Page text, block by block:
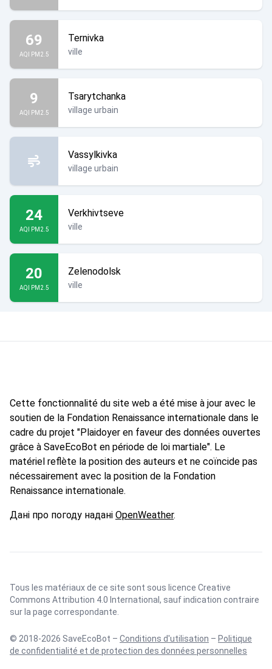
69
AQI PM2.5
Ternivka
ville
9
AQI PM2.5
Tsarytchanka
village urbain
Vassylkivka
village urbain
24
AQI PM2.5
Verkhivtseve
ville
20
AQI PM2.5
Zelenodolsk
ville
Cette fonctionnalité du site web a été mise à jour avec le
soutien de la Fondation Renaissance internationale dans le
cadre du projet "Plaidoyer en faveur des données ouvertes
grâce à SaveEcoBot en période de loi martiale". Le
matériel reflète la position des auteurs et ne coïncide pas
nécessairement avec la position de la Fondation
Renaissance internationale.
Дані про погоду надані OpenWeather.
Tous les matériaux de ce site sont sous licence Creative
Commons Attribution 4.0 International , sauf indication contraire
sur la page correspondante.
© 2018-2026 SaveEcoBot – Conditions d'utilisation – Politique
de confidentialité et de protection des données personnelles